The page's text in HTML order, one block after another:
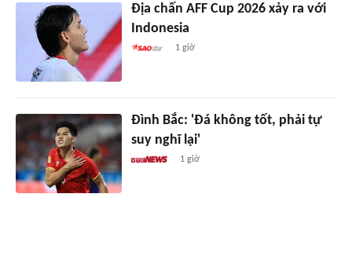
Địa chấn AFF Cup 2026 xảy ra với
Indonesia
1 giờ
Đình Bắc: 'Đá không tốt, phải tự
suy nghĩ lại'
1 giờ